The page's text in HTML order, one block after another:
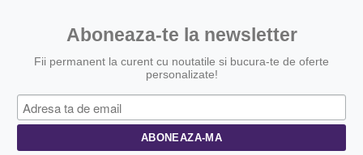
Aboneaza-te la newsletter
Fii permanent la curent cu noutatile si bucura-te de oferte
personalizate!